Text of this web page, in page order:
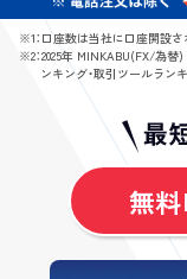
※1：口座数は当社に口座開設
※2：2025年 MINKABU(FX/為替
ンキング・取引ツールラン
無